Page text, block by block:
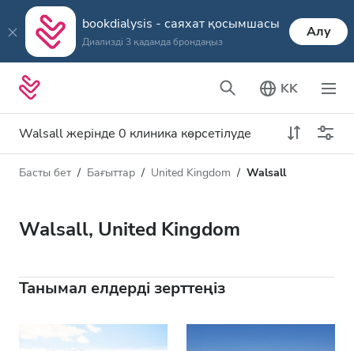
bookdialysis - саяхат қосымшасы
Диализді 3 қадамда брондаңыз
Алу
KK
Walsall жерінде 0 клиника көрсетілуде
Диализ түрі
Барлық диализ түрлері
HDF диализ
Қабылдайды
Қашықтық
Баға
Басты бет Бағыттар United Kingdom Walsall
Walsall, United Kingdom
Танымал елдерді зерттеңіз